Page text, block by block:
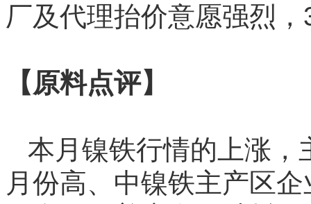
厂及代理抬价意愿强烈
【原料点评】
本月镍铁行情的上涨，
月份高、中镍铁主产区